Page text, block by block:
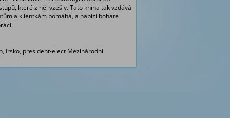
které z něj vzešly. Tato kniha tak vzdává
a klientkám pomáhá, a nabízí bohaté
Irsko, president-elect Mezinárodní